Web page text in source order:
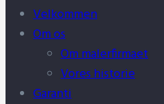
Velkommen
Om os
Om malerfirmaet
Vores historie
Garanti